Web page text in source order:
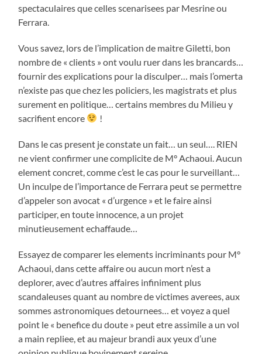
spectaculaires que celles scenarisees par Mesrine ou
Ferrara.
Vous savez, lors de l’implication de maitre Giletti, bon
nombre de « clients » ont voulu ruer dans les brancards…
fournir des explications pour la disculper… mais l’omerta
n’existe pas que chez les policiers, les magistrats et plus
surement en politique… certains membres du Milieu y
sacrifient encore
!
Dans le cas present je constate un fait… un seul…. RIEN
ne vient confirmer une complicite de M° Achaoui. Aucun
element concret, comme c’est le cas pour le surveillant…
Un inculpe de l’importance de Ferrara peut se permettre
d’appeler son avocat « d’urgence » et le faire ainsi
participer, en toute innocence, a un projet
minutieusement echaffaude…
Essayez de comparer les elements incriminants pour M°
Achaoui, dans cette affaire ou aucun mort n’est a
deplorer, avec d’autres affaires infiniment plus
scandaleuses quant au nombre de victimes averees, aux
sommes astronomiques detournees… et voyez a quel
point le « benefice du doute » peut etre assimile a un vol
a main repliee, et au majeur brandi aux yeux d’une